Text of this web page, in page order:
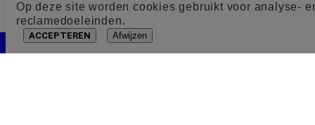
Op deze site worden cookies gebruikt voor analyse-
reclamedoeleinden.
ACCEPTEREN Afwijzen
Cookie toestemming